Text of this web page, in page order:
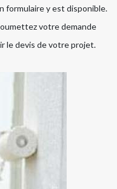
formulaire y est disponible.
votre demande
le devis de votre projet.